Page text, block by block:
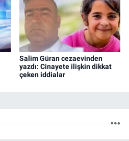
Salim Güran cezaevinden
yazdı: Cinayete ilişkin dikkat
çeken iddialar